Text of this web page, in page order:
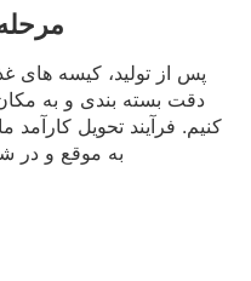
مرحله 4:
دقت بسته بندی و به
کنیم. فرآیند تحویل
به موقع و در